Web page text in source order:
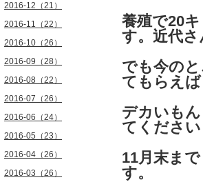
養殖で20
す。近代
でも今の
てもらえ
デカいも
てくださ
11月末ま
す。
2016-12（21）
2016-11（22）
2016-10（26）
2016-09（28）
2016-08（22）
2016-07（26）
2016-06（24）
2016-05（23）
2016-04（26）
2016-03（26）